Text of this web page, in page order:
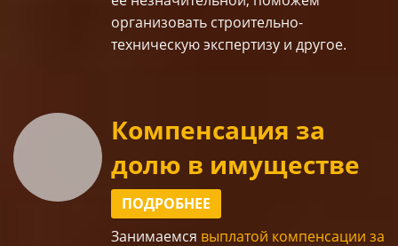
организовать строительно-
техническую экспертизу и другое.
Компенсация за
долю в имуществе
ПОДРОБНЕЕ
Занимаемся выплатой компенсации за